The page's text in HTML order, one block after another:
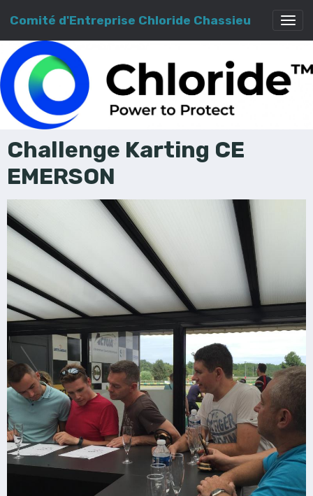
Comité d'Entreprise Chloride Chassieu
Challenge Karting CE
EMERSON